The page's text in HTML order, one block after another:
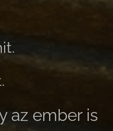
az ember is